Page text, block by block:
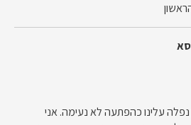
עלינו כהפתעה לא נעימה. אני